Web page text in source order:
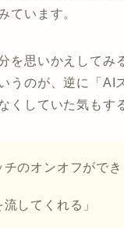
ています。
を思いかえしてみ
うのが、逆に「AI
くしていた気もす
チのオンオフができ
流してくれる」